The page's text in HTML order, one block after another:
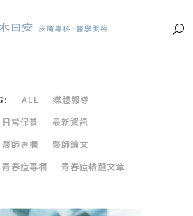
ALL
媒體報導
日常保養
最新資訊
醫師專欄
醫師論文
青春痘專欄 青春痘精選文章